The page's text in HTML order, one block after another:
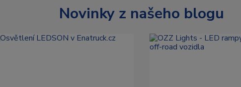
Novinky z našeho blogu